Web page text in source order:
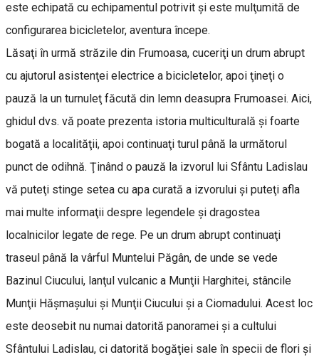
este echipată cu echipamentul potrivit şi este mulţumită de
configurarea bicicletelor, aventura începe.
Lăsaţi în urmă străzile din Frumoasa, cuceriţi un drum abrupt
cu ajutorul asistenţei electrice a bicicletelor, apoi ţineţi o
pauză la un turnuleţ făcută din lemn deasupra Frumoasei. Aici,
ghidul dvs. vă poate prezenta istoria multiculturală şi foarte
bogată a localităţii, apoi continuaţi turul până la următorul
punct de odihnă. Ţinând o pauză la izvorul lui Sfântu Ladislau
vă puteţi stinge setea cu apa curată a izvorului şi puteţi afla
mai multe informaţii despre legendele şi dragostea
localnicilor legate de rege. Pe un drum abrupt continuaţi
traseul până la vârful Muntelui Păgân, de unde se vede
Bazinul Ciucului, lanţul vulcanic a Munţii Harghitei, stâncile
Munţii Hăşmaşului şi Munţii Ciucului şi a Ciomadului. Acest loc
este deosebit nu numai datorită panoramei şi a cultului
Sfântului Ladislau, ci datorită bogăţiei sale în specii de flori şi